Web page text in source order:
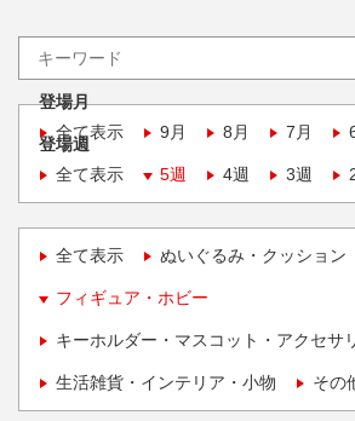
登場月
全て表示
9月 8月 7月
登場週
全て表示
5週 4週 3週
全て表示 ぬいぐるみ・クッション
フィギュア・ホビー
キーホルダー・マスコット・アクセサ
生活雑貨・インテリア・小物 その